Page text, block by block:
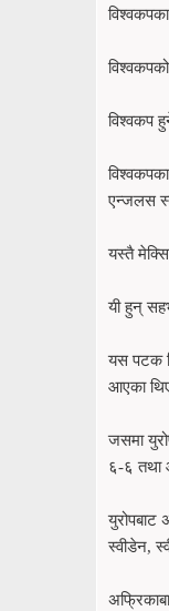
विश्वकप
एन्जलस
यस्तै
यी हुन्
यस पटक
आएका
जसमा
६-६ तथा
युरोपबाट
स्वीडेन,